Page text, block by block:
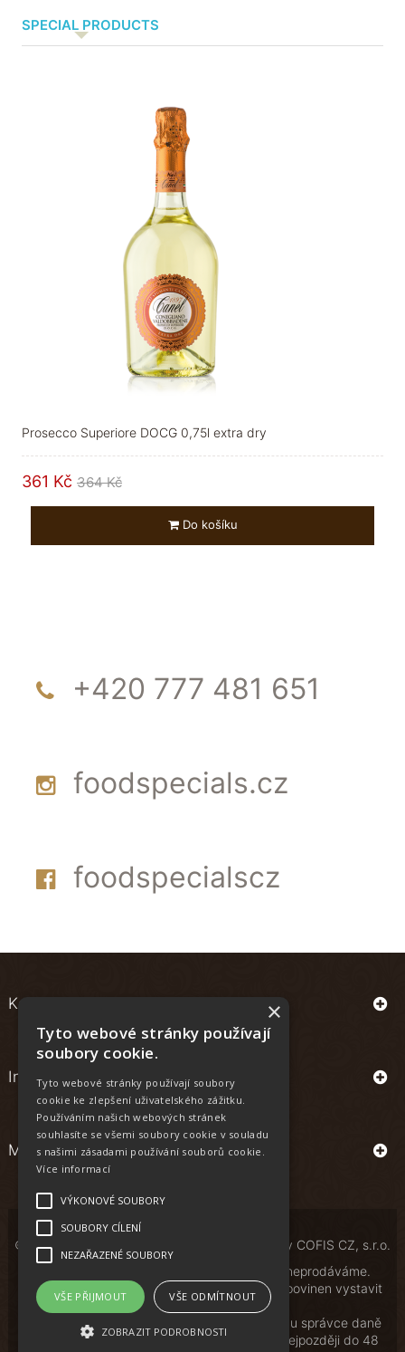
SPECIAL PRODUCTS
Prosecco Superiore DOCG 0,75l extra dry
361 Kč 364 Kč
Do košíku
+420 777 481 651
foodspecials.cz
foodspecialscz
Kontakt
Informace
Můj účet
© Copyright | All Rights Reserved | Powered by COFIS CZ, s.r.o.
Osobám mladším 18 let alkoholické nápoje neprodáváme.
Podle zákona o evidenci tržeb je prodávající povinen vystavit
kupujícímu účtenku.
Zároveň je povinen zaevidovat přijatou tržbu u správce daně
online; v případě technického výpadku pak nejpozději do 48
×
Tyto webové stránky používají
soubory cookie.
Tyto webové stránky používají soubory
cookie ke zlepšení uživatelského zážitku.
Používáním našich webových stránek
souhlasíte se všemi soubory cookie v souladu
s našimi zásadami používání souborů cookie.
Více informací
VÝKONOVÉ SOUBORY
SOUBORY CÍLENÍ
NEZAŘAZENÉ SOUBORY
VŠE PŘIJMOUT VŠE ODMÍTNOUT
ZOBRAZIT PODROBNOSTI